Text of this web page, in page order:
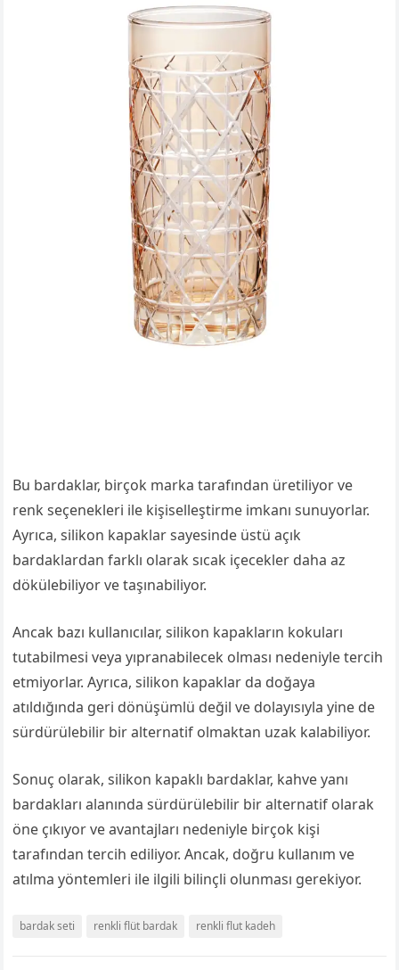
Bu bardaklar, birçok marka tarafından üretiliyor ve
renk seçenekleri ile kişiselleştirme imkanı sunuyorlar.
Ayrıca, silikon kapaklar sayesinde üstü açık
bardaklardan farklı olarak sıcak içecekler daha az
dökülebiliyor ve taşınabiliyor.
Ancak bazı kullanıcılar, silikon kapakların kokuları
tutabilmesi veya yıpranabilecek olması nedeniyle tercih
etmiyorlar. Ayrıca, silikon kapaklar da doğaya
atıldığında geri dönüşümlü değil ve dolayısıyla yine de
sürdürülebilir bir alternatif olmaktan uzak kalabiliyor.
Sonuç olarak, silikon kapaklı bardaklar, kahve yanı
bardakları alanında sürdürülebilir bir alternatif olarak
öne çıkıyor ve avantajları nedeniyle birçok kişi
tarafından tercih ediliyor. Ancak, doğru kullanım ve
atılma yöntemleri ile ilgili bilinçli olunması gerekiyor.
bardak seti renkli flüt bardak renkli flut kadeh